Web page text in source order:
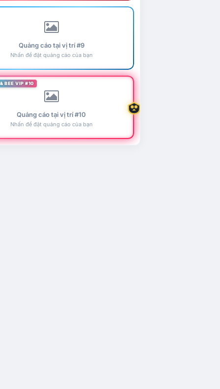
Quảng cáo tại vị trí #9
Nhấn để đặt quảng cáo của bạn
BEE VIP #10
Quảng cáo tại vị trí #10
Nhấn để đặt quảng cáo của bạn